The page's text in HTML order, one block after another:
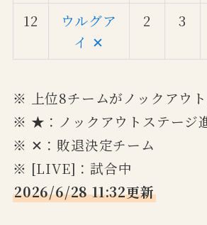
12
ウルグア
イ ✕
2 3
※ 上位8チームがノックアウ
※ ★：ノックアウトステージ
※ ✕：敗退決定チーム
※ [LIVE]：試合中
2026/6/28 11:32更新